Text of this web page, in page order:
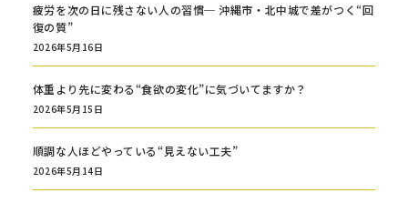
疲労を次の日に残さない人の習慣─ 沖縄市・北中城で差がつく“回
復の質”
2026年5月16日
体重より先に変わる“食欲の変化”に気づいてますか？
2026年5月15日
順調な人ほどやっている“見えない工夫”
2026年5月14日